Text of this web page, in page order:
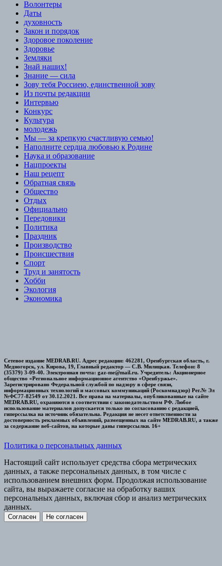
Волонтеры
Даты
духовность
Закон и порядок
Здоровое поколение
Здоровье
Земляки
Знай наших!
Знание — сила
Зову тебя Россиею, единственной зову
Из почты редакции
Интервью
Конкурс
Культура
молодежь
Мы — за крепкую счастливую семью!
Наполните сердца любовью к Родине
Наука и образование
Нацпроекты
Наш рецепт
Обратная связь
Общество
Отдых
Официально
Передовики
Политика
Праздник
Производство
Происшествия
Спорт
Труд и занятость
Хобби
Экология
Экономика
Сетевое издание MEDRAB.RU. Адрес редакции: 462281, Оренбургская область, г.
Медногорск, ул. Кирова, 19, Главный редактор — С.В. Милицкая. Телефон: 8
(35379) 3-09-40. Электронная почта: gaz-me@mail.ru. Учредитель: Акционерное
общество «Региональное информационное агентство «Оренбуржье».
Зарегистрировано Федеральной службой по надзору в сфере связи,
информационных технологий и массовых коммуникаций (Роскомнадзор) Рег.№ Эл
№ФС77-82549 от 30.12.2021. Все права на материалы, опубликованные на сайте
MEDRAB.RU, охраняются в соответствии с законодательством РФ. Любое
использование материалов допускается только по согласованию с редакцией,
гиперссылка на источник обязательна. Редакция не несет ответственности за
достоверность рекламных объявлений, размещенных на сайте MEDRAB.RU, а также
за содержание веб-сайтов, на которые даны гиперссылки. 16+
Политика о персональных данных
Настоящий сайт использует средства сбора метрических
данных, а также персональных данных, в том числе с
использованием внешних форм. Продолжая использование
сайта, вы выражаете согласие на обработку ваших
персональных данных, включая сбор и анализ метрических
данных.
Согласен Не согласен